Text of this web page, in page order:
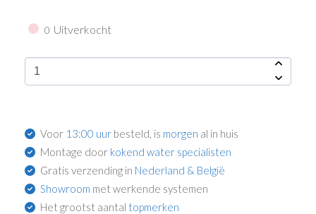
0 Uitverkocht
Voor 13:00 uur besteld, is morgen al in huis
Montage door kokend water specialisten
Gratis verzending in Nederland & België
Showroom met werkende systemen
Het grootst aantal topmerken